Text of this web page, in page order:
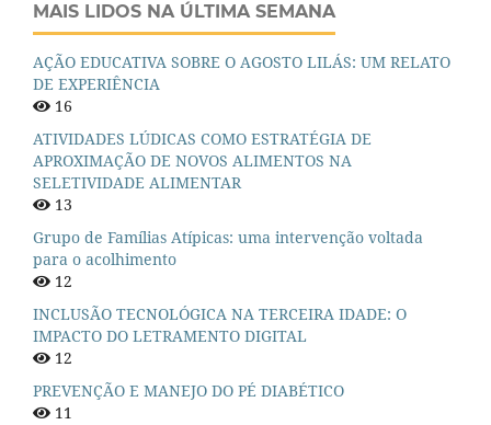
MAIS LIDOS NA ÚLTIMA SEMANA
AÇÃO EDUCATIVA SOBRE O AGOSTO LILÁS: UM RELATO
DE EXPERIÊNCIA
16
ATIVIDADES LÚDICAS COMO ESTRATÉGIA DE
APROXIMAÇÃO DE NOVOS ALIMENTOS NA
SELETIVIDADE ALIMENTAR
13
Grupo de Famílias Atípicas: uma intervenção voltada
para o acolhimento
12
INCLUSÃO TECNOLÓGICA NA TERCEIRA IDADE: O
IMPACTO DO LETRAMENTO DIGITAL
12
PREVENÇÃO E MANEJO DO PÉ DIABÉTICO
11